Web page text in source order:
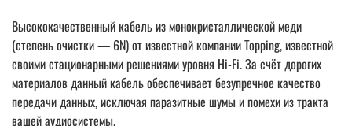
Высококачественный кабель из монокристаллической меди
(степень очистки — 6N) от известной компании Topping, известной
своими стационарными решениями уровня Hi-Fi. За счёт дорогих
материалов данный кабель обеспечивает безупречное качество
передачи данных, исключая паразитные шумы и помехи из тракта
вашей аудиосистемы.